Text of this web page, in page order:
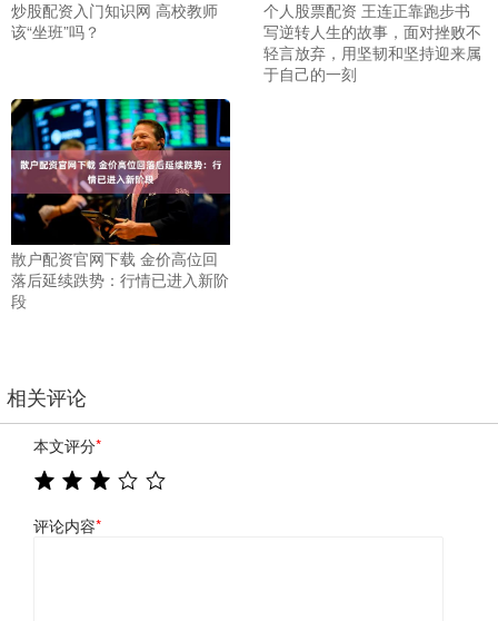
炒股配资入门知识网 高校教师
该“坐班”吗？
个人股票配资 王连正靠跑步书
写逆转人生的故事，面对挫败不
轻言放弃，用坚韧和坚持迎来属
于自己的一刻
散户配资官网下载 金价高位回
落后延续跌势：行情已进入新阶
段
相关评论
本文评分*
评论内容*